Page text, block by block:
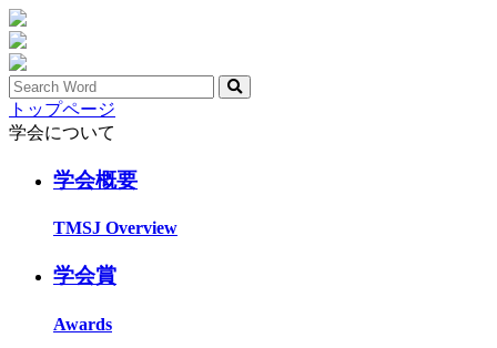
トップページ
学会について
学会概要
TMSJ Overview
学会賞
Awards